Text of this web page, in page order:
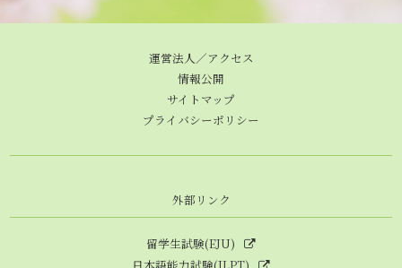
運営法人／アクセス
情報公開
サイトマップ
プライバシーポリシー
外部リンク
留学生試験(EJU)